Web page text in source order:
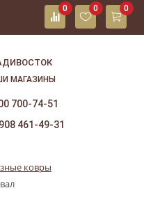
0 0 0
МАГАЗИНЫ
700-74-51
461-49-31
ковры